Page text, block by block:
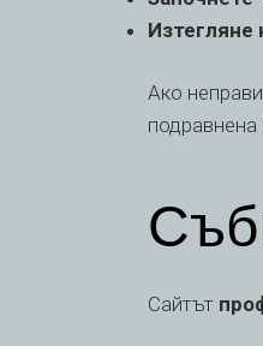
Изтегляне
Ако
подравнена
Сайтът